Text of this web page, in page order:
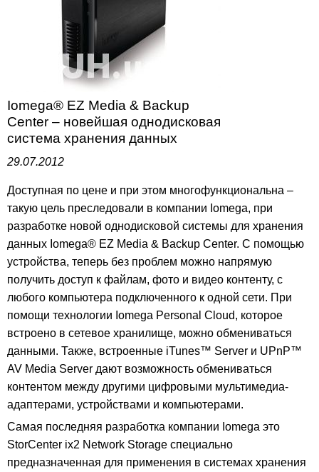
Iomega® EZ Media & Backup
Center – новейшая однодисковая
система хранения данных
29.07.2012
Доступная по цене и при этом многофункциональна –
такую цель преследовали в компании Iomega, при
разработке новой однодисковой системы для хранения
данных Iomega® EZ Media & Backup Center. С помощью
устройства, теперь без проблем можно напрямую
получить доступ к файлам, фото и видео контенту, с
любого компьютера подключенного к одной сети. При
помощи технологии Iomega Personal Cloud, которое
встроено в сетевое хранилище, можно обмениваться
данными. Также, встроенные iTunes™ Server и UPnP™
AV Media Server дают возможность обмениваться
контентом между другими цифровыми мультимедиа-
адаптерами, устройствами и компьютерами.
Самая последняя разработка компании Iomega это
StorCenter ix2 Network Storage специально
предназначенная для применения в системах хранения